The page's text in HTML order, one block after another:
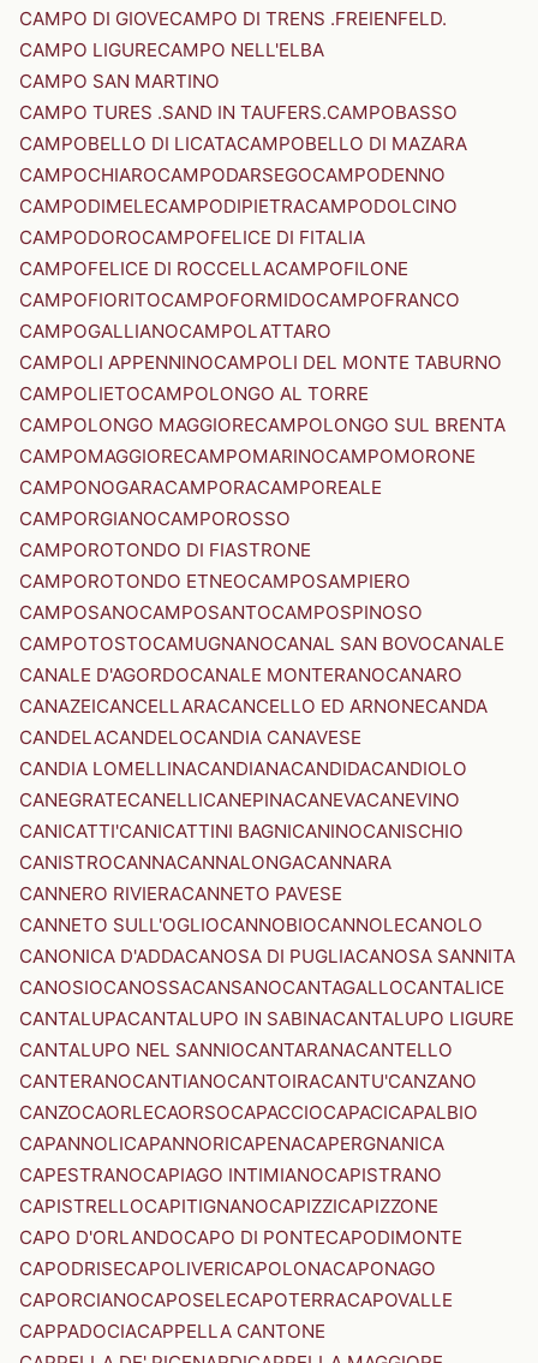
CAMPO DI GIOVECAMPO DI TRENS .FREIENFELD.
CAMPO LIGURECAMPO NELL'ELBA
CAMPO SAN MARTINO
CAMPO TURES .SAND IN TAUFERS.CAMPOBASSO
CAMPOBELLO DI LICATACAMPOBELLO DI MAZARA
CAMPOCHIAROCAMPODARSEGOCAMPODENNO
CAMPODIMELECAMPODIPIETRACAMPODOLCINO
CAMPODOROCAMPOFELICE DI FITALIA
CAMPOFELICE DI ROCCELLACAMPOFILONE
CAMPOFIORITOCAMPOFORMIDOCAMPOFRANCO
CAMPOGALLIANOCAMPOLATTARO
CAMPOLI APPENNINOCAMPOLI DEL MONTE TABURNO
CAMPOLIETOCAMPOLONGO AL TORRE
CAMPOLONGO MAGGIORECAMPOLONGO SUL BRENTA
CAMPOMAGGIORECAMPOMARINOCAMPOMORONE
CAMPONOGARACAMPORACAMPOREALE
CAMPORGIANOCAMPOROSSO
CAMPOROTONDO DI FIASTRONE
CAMPOROTONDO ETNEOCAMPOSAMPIERO
CAMPOSANOCAMPOSANTOCAMPOSPINOSO
CAMPOTOSTOCAMUGNANOCANAL SAN BOVOCANALE
CANALE D'AGORDOCANALE MONTERANOCANARO
CANAZEICANCELLARACANCELLO ED ARNONECANDA
CANDELACANDELOCANDIA CANAVESE
CANDIA LOMELLINACANDIANACANDIDACANDIOLO
CANEGRATECANELLICANEPINACANEVACANEVINO
CANICATTI'CANICATTINI BAGNICANINOCANISCHIO
CANISTROCANNACANNALONGACANNARA
CANNERO RIVIERACANNETO PAVESE
CANNETO SULL'OGLIOCANNOBIOCANNOLECANOLO
CANONICA D'ADDACANOSA DI PUGLIACANOSA SANNITA
CANOSIOCANOSSACANSANOCANTAGALLOCANTALICE
CANTALUPACANTALUPO IN SABINACANTALUPO LIGURE
CANTALUPO NEL SANNIOCANTARANACANTELLO
CANTERANOCANTIANOCANTOIRACANTU'CANZANO
CANZOCAORLECAORSOCAPACCIOCAPACICAPALBIO
CAPANNOLICAPANNORICAPENACAPERGNANICA
CAPESTRANOCAPIAGO INTIMIANOCAPISTRANO
CAPISTRELLOCAPITIGNANOCAPIZZICAPIZZONE
CAPO D'ORLANDOCAPO DI PONTECAPODIMONTE
CAPODRISECAPOLIVERICAPOLONACAPONAGO
CAPORCIANOCAPOSELECAPOTERRACAPOVALLE
CAPPADOCIACAPPELLA CANTONE